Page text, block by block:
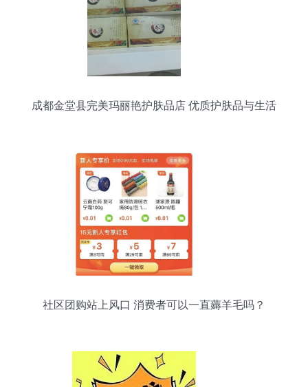
成都金堂县完美玛丽艳护肤品店 优质护肤品与生活
社区团购站上风口 消费者可以一直薅羊毛吗？